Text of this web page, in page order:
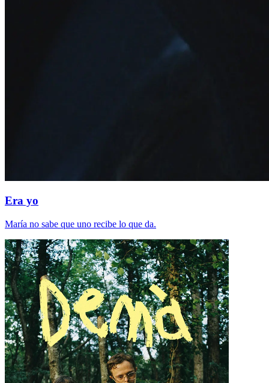
Era yo
María no sabe que uno recibe lo que da.